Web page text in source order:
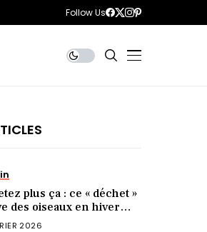
Follow Us
plus ça : ce « déchet »
des oiseaux en hiver
mais vrai)
2026